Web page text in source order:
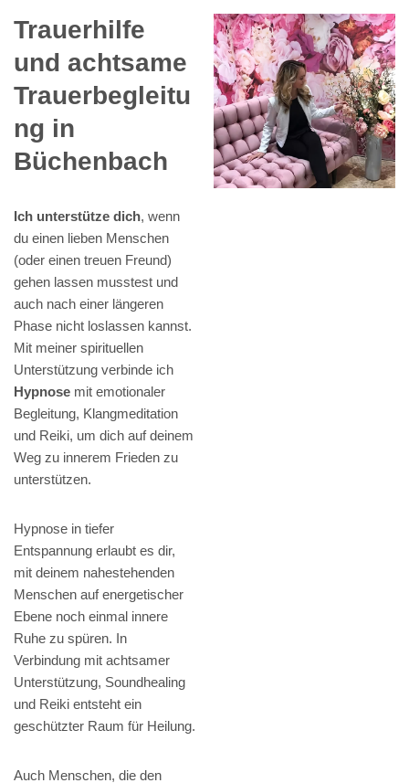
Trauerhilfe
und achtsame
Trauerbegleitu
ng in
Büchenbach
Ich unterstütze dich, wenn
du einen lieben Menschen
(oder einen treuen Freund)
gehen lassen musstest und
auch nach einer längeren
Phase nicht loslassen kannst.
Mit meiner spirituellen
Unterstützung verbinde ich
Hypnose mit emotionaler
Begleitung, Klangmeditation
und Reiki, um dich auf deinem
Weg zu innerem Frieden zu
unterstützen.
Hypnose in tiefer
Entspannung erlaubt es dir,
mit deinem nahestehenden
Menschen auf energetischer
Ebene noch einmal innere
Ruhe zu spüren. In
Verbindung mit achtsamer
Unterstützung, Soundhealing
und Reiki entsteht ein
geschützter Raum für Heilung.
Auch Menschen, die den